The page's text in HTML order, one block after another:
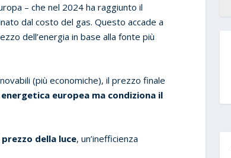
– che nel 2024 ha raggiunto il
dal costo del gas. Questo accade a
dell’energia in base alla fonte più
(più economiche), il prezzo finale
europea ma condiziona il
della luce, un’inefficienza